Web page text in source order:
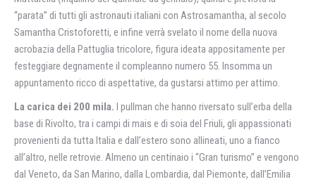
“parata” di tutti gli astronauti italiani con Astrosamantha, al secolo
Samantha Cristoforetti, e infine verrà svelato il nome della nuova
acrobazia della Pattuglia tricolore, figura ideata appositamente per
festeggiare degnamente il compleanno numero 55. Insomma un
appuntamento ricco di aspettative, da gustarsi attimo per attimo.
La carica dei 200 mila. I pullman che hanno riversato sull’erba della
base di Rivolto, tra i campi di mais e di soia del Friuli, gli appassionati
provenienti da tutta Italia e dall’estero sono allineati, uno a fianco
all’altro, nelle retrovie. Almeno un centinaio i “Gran turismo” e vengono
dal Veneto, da San Marino, dalla Lombardia, dal Piemonte, dall’Emilia